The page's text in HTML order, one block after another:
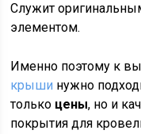
Служит
элементом.
Именно поэтому к
крыши нужно
только цены, но и
покрытия для